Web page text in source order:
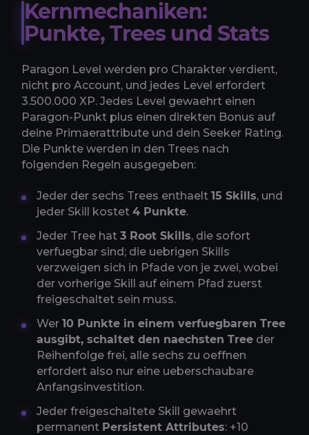
Kernmechaniken:
Punkte, Trees und Stats
Paragon Level werden pro Charakter verdient,
nicht pro Account, und jedes Level erfordert
3.500.000 XP. Jedes Level gewaehrt einen
Paragon-Punkt plus einen direkten Bonus auf
deine Primaerattribute und dein Seeker Rating.
Die Punkte werden in den Trees nach
folgenden Regeln ausgegeben:
Jeder der sechs Trees enthaelt 15 Skills, und
jeder Skill kostet 4 Punkte.
Jeder Tree hat 3 Root Skills, die sofort
verfuegbar sind; die uebrigen Skills
verzweigen sich in Pfade von je zwei, wobei
der vorherige Skill auf einem Pfad zuerst
freigeschaltet sein muss.
Wer 10 Punkte in einem verfuegbaren Tree
ausgibt, schaltet den naechsten Tree der
Reihenfolge frei, alle sechs zu oeffnen
erfordert also nur eine ueberschaubare
Anfangsinvestition.
Jeder freigeschaltete Skill gewaehrt
permanent Persistent Attributes: +10